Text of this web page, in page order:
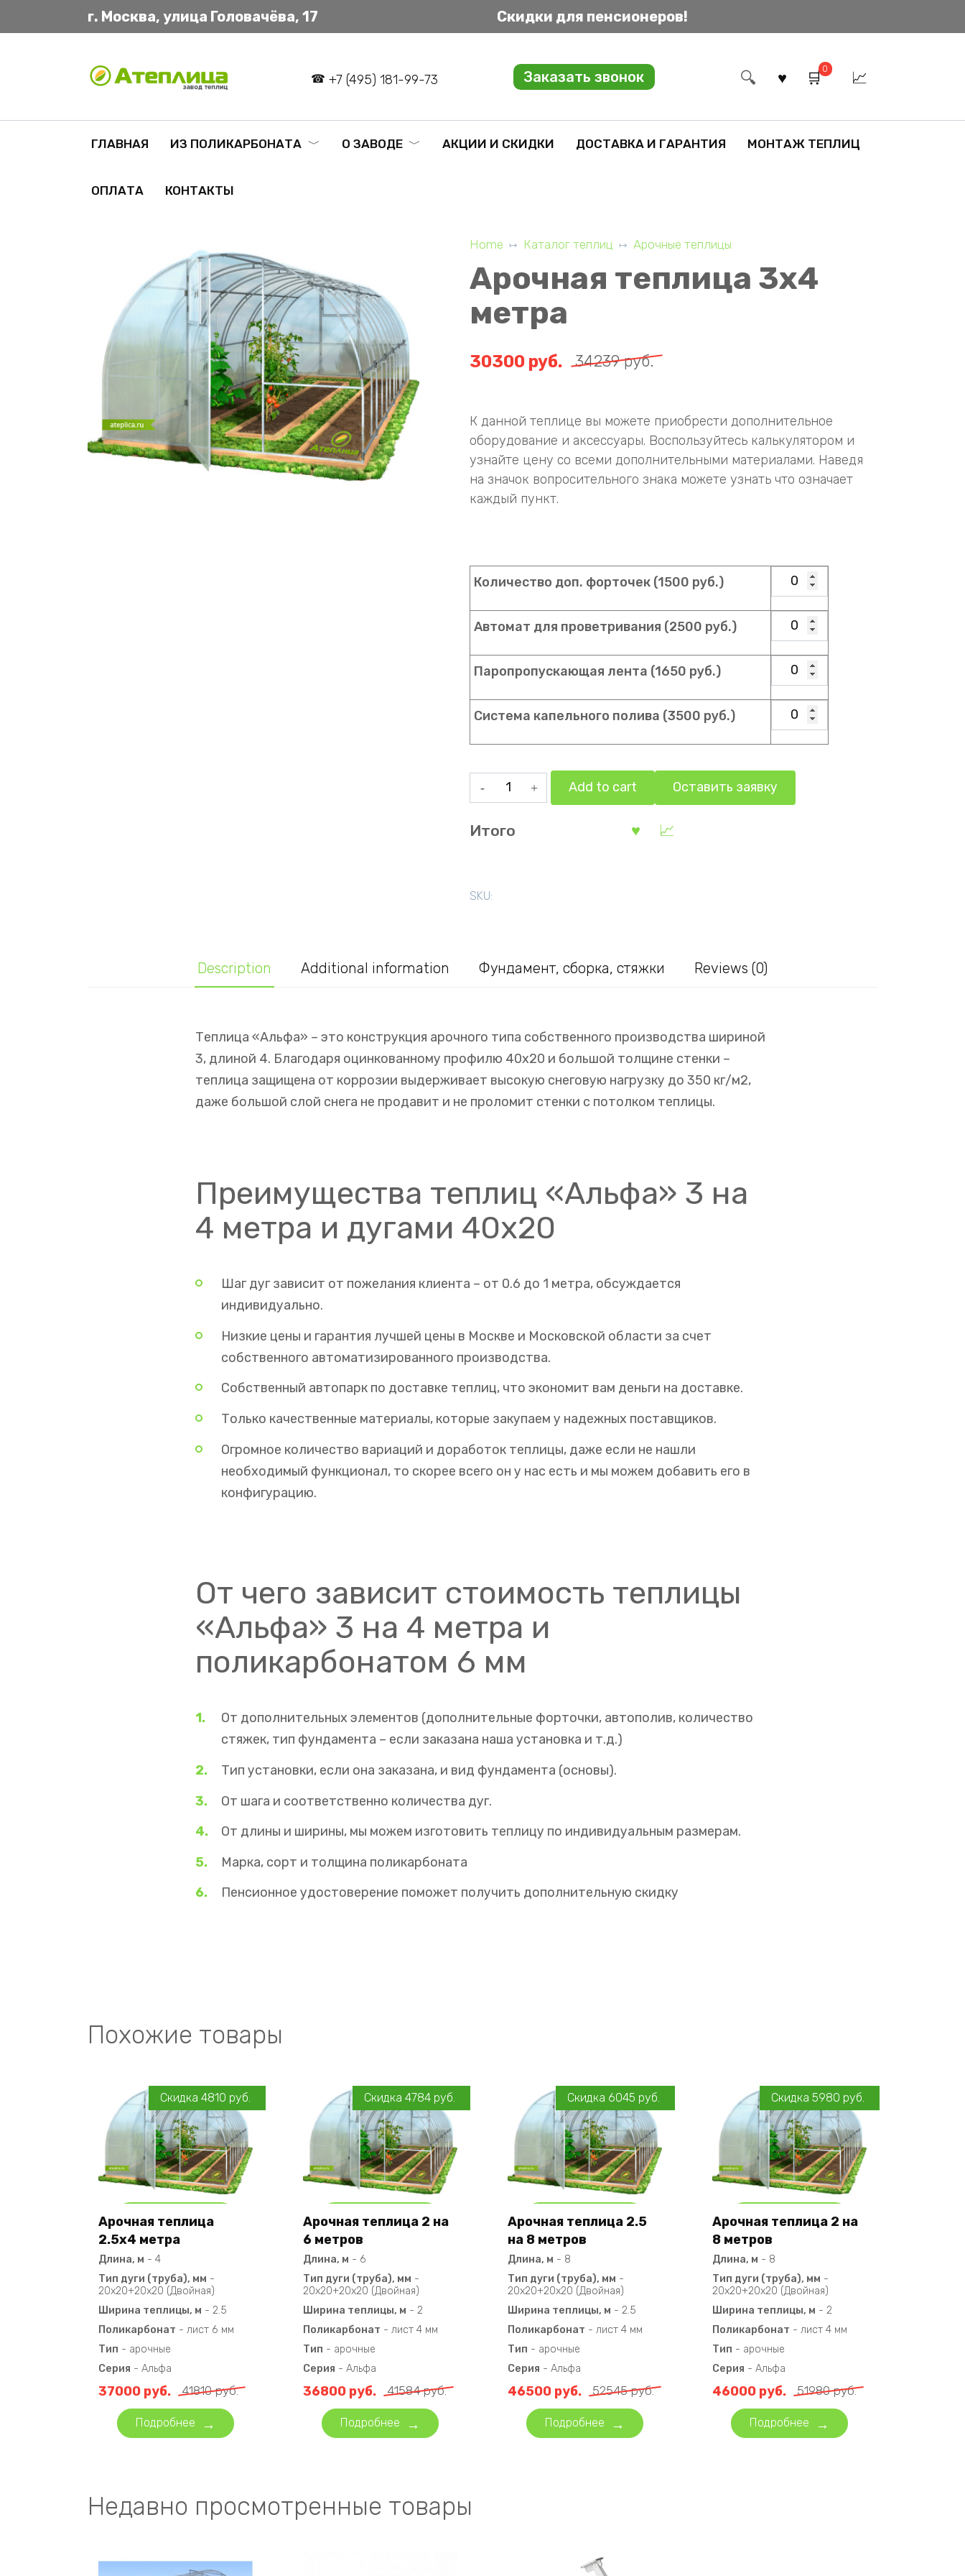
г. Москва, улица Головачёва, 17 Скидки для пенсионеров!
+7 (495) 181-99-73 Заказать звонок 0
ГЛАВНАЯ ИЗ ПОЛИКАРБОНАТА О ЗАВОДЕ АКЦИИ И СКИДКИ ДОСТАВКА И ГАРАНТИЯ МОНТАЖ ТЕПЛИЦ
ОПЛАТА КОНТАКТЫ
Home Каталог теплиц Арочные теплицы
Арочная теплица 3х4
метра
34239руб.
30300 руб.
К данной теплице вы можете приобрести дополнительное
оборудование и аксессуары. Воспользуйтесь калькулятором и
узнайте цену со всеми дополнительными материалами. Наведя
на значок вопросительного знака можете узнать что означает
каждый пункт.
Количество доп. форточек (1500 руб.)
Автомат для проветривания (2500 руб.)
Паропропускающая лента (1650 руб.)
Система капельного полива (3500 руб.)
Арочная
теплица
метра
Add to cart Оставить заявку
Итого
SKU:
Description Additional information Фундамент, сборка, стяжки Reviews (0)
Теплица «Альфа» – это конструкция арочного типа собственного производства шириной
3, длиной 4. Благодаря оцинкованному профилю 40х20 и большой толщине стенки –
теплица защищена от коррозии выдерживает высокую снеговую нагрузку до 350 кг/м2,
даже большой слой снега не продавит и не проломит стенки с потолком теплицы.
Преимущества теплиц «Альфа» 3 на
4 метра и дугами 40х20
Шаг дуг зависит от пожелания клиента – от 0.6 до 1 метра, обсуждается
индивидуально.
Низкие цены и гарантия лучшей цены в Москве и Московской области за счет
собственного автоматизированного производства.
Собственный автопарк по доставке теплиц, что экономит вам деньги на доставке.
Только качественные материалы, которые закупаем у надежных поставщиков.
Огромное количество вариаций и доработок теплицы, даже если не нашли
необходимый функционал, то скорее всего он у нас есть и мы можем добавить его в
конфигурацию.
От чего зависит стоимость теплицы
«Альфа» 3 на 4 метра и
поликарбонатом 6 мм
От дополнительных элементов (дополнительные форточки, автополив, количество
стяжек, тип фундамента – если заказана наша установка и т.д.)
Тип установки, если она заказана, и вид фундамента (основы).
От шага и соответственно количества дуг.
От длины и ширины, мы можем изготовить теплицу по индивидуальным размерам.
Марка, сорт и толщина поликарбоната
Пенсионное удостоверение поможет получить дополнительную скидку
Похожие товары
Add to cart
Оставить заявку
Скидка 4810 руб.
Арочная теплица
2.5х4 метра
Длина, м - 4
Тип дуги (труба), мм -
20х20+20х20 (Двойная)
Ширина теплицы, м - 2.5
Поликарбонат - лист 6 мм
Тип - арочные
Серия - Альфа
41810руб.
37000 руб.
Подробнее
Add to cart
Оставить заявку
Скидка 4784 руб.
Арочная теплица 2 на
6 метров
Длина, м - 6
Тип дуги (труба), мм -
20х20+20х20 (Двойная)
Ширина теплицы, м - 2
Поликарбонат - лист 4 мм
Тип - арочные
Серия - Альфа
41584руб.
36800 руб.
Подробнее
Add to cart
Оставить заявку
Скидка 6045 руб.
Арочная теплица 2.5
на 8 метров
Длина, м - 8
Тип дуги (труба), мм -
20х20+20х20 (Двойная)
Ширина теплицы, м - 2.5
Поликарбонат - лист 4 мм
Тип - арочные
Серия - Альфа
52545руб.
46500 руб.
Подробнее
Add to cart
Оставить заявку
Скидка 5980 руб.
Арочная теплица 2 на
8 метров
Длина, м - 8
Тип дуги (труба), мм -
20х20+20х20 (Двойная)
Ширина теплицы, м - 2
Поликарбонат - лист 4 мм
Тип - арочные
Серия - Альфа
51980руб.
46000 руб.
Подробнее
Недавно просмотренные товары